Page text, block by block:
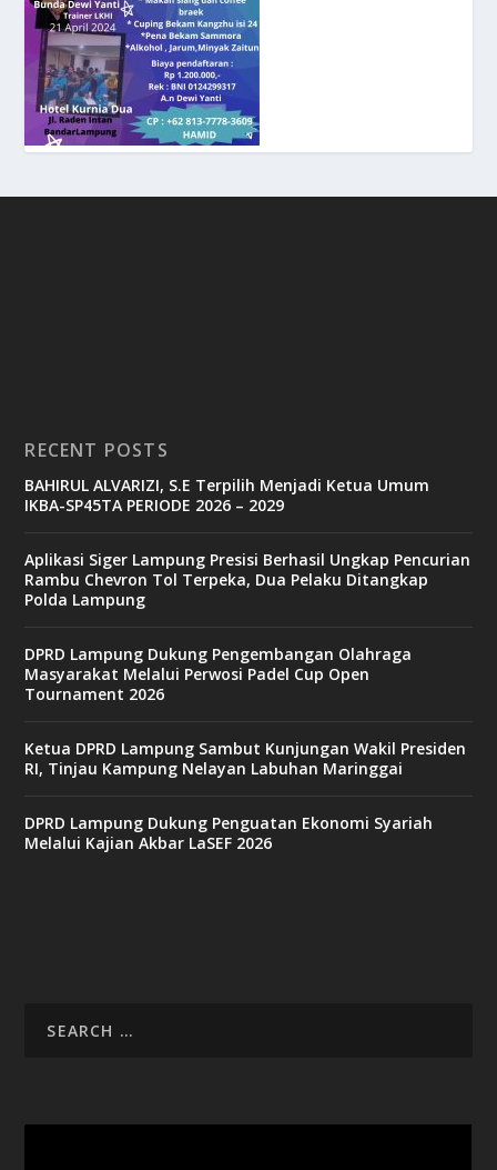
RECENT POSTS
BAHIRUL ALVARIZI, S.E Terpilih Menjadi Ketua Umum
IKBA-SP45TA PERIODE 2026 – 2029
Aplikasi Siger Lampung Presisi Berhasil Ungkap Pencurian
Rambu Chevron Tol Terpeka, Dua Pelaku Ditangkap
Polda Lampung
DPRD Lampung Dukung Pengembangan Olahraga
Masyarakat Melalui Perwosi Padel Cup Open
Tournament 2026
Ketua DPRD Lampung Sambut Kunjungan Wakil Presiden
RI, Tinjau Kampung Nelayan Labuhan Maringgai
DPRD Lampung Dukung Penguatan Ekonomi Syariah
Melalui Kajian Akbar LaSEF 2026